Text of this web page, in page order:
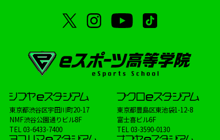
東京都渋谷区宇田川町20-17
NMF渋谷公園通りビル8F
TEL03-6433-7400
東京都豊島区東池袋1-12-8
富士喜ビル6F
TEL03-3590-0130